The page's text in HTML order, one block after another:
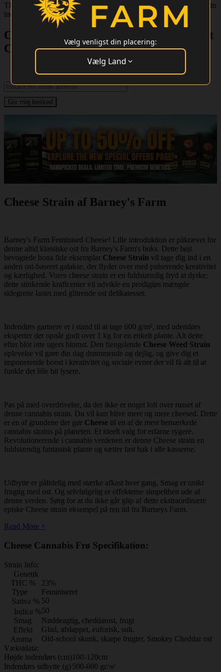
THC-indholdet ligger på over 23%. Planterne vokser til 100-120 cm
indendørs og kan producere op til 600g/m².
Cheese Cannabis Frø - Type: Feminiseret
Cannabissort
Undskyld, dette frø er i øjeblikket ikke tilgængeligt til køb.
Cheese Strain af Barney's Farm
Barney's Farm Feminised Cheese! Lille introduktion er påkrævet for
denne altid klassiske ost fra Barney's Farm's boks. Dette højt
bevogtede bona fide eksemplar Cheese Strain vil tage dig ind i en
anden ost-baseret galakse, der flyder over med pulserende kreativitet
og kærlighed. Vores cheese strain er en fuldstændig fryd at dyrke;
dette stinkende kraftcenter vil udvikle en prodigiøs mængde
sidegrene lastet med glitrende ost delikatesser.
Indendørs gartnere er i stand til at tage 600 g/m², med udendørs
eksperter der opnår godt over 1 kg for en enkelt plante. Alt dette
efter blot otte ugers blomst. Den fængslende Cheese Weed Strain
oplevelse vil gøre din dag drømmende og dejlig, og give dig et
imponerende boost i kreativitet og sociale evner der vil få alt til at
funkle det lille bit lysere.
Pas på med overdrivelse, da der ikke er noget loft over russet af
denne cannabis strain. Du vil kun blive mere og mere cheesed. Dette
er en af grundene der gør Cheese til en af de mest bemærkede
cannabis strains på planeten. Et ideelt valg for erfarne rygere.
Revolutionerende i cannabis verdenen er denne Cheese strain en
fuldstændig fantastisk plante og sætter fast hak i alle kasserne.
Udbytte er pålidelig med stærke afkast hver gang. Smag er unikt
frugtig med ost. Og selvfølgelig er effekterne simpelthen ude af
denne verden. Sørg for at du ikke går glip af dette ekstraordinære
episke Cheese strain eksempel på ren ild fra Barneys Farm.
Read More +
Cheese Cannabis Frø Specifikation:
Strain Info:
Genetik
THC %
23%
Type
Feminiseret
Sativa % 50
Indica %50
Smag
Nøddeagtig, cheddarost, frugt
Effekt
Glad, afslappet, euforisk, sult.
Aroma
Old-school skunk, skarpe frugter, Smokey Cheddar ost
Vækstdata:
Højde indendørs (cm) 100-120cm
Indendørs udbytte (g) 500-600 gr/㎡
Vælg venligst din placering:
Vælg Land